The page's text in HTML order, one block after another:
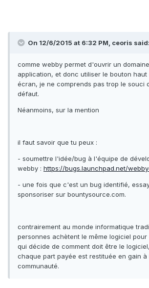
On 12/6/2015 at 6:32 PM, ceoris said:
comme webby permet d'ouvrir un
application, et donc utiliser le bouton
écran, je ne comprends pas trop le souci
défaut.
Néanmoins, sur la mention
il faut savoir que tu peux :
- soumettre l'idée/bug à l'équipe de
webby : https://bugs.launchpad.net/
- une fois que c'est un bug identifié,
sponsoriser sur bountysource.com.
contrairement au monde informatique
personnes achètent le même logiciel
qui décide de comment doit être le
chaque part payée est restituée en gain à
communauté.